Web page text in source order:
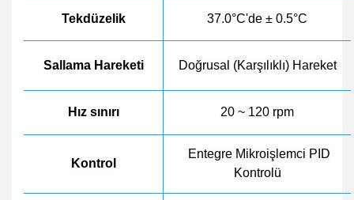
Tekdüzelik 37.0°C'de ± 0.5°C
Sallama Hareketi Doğrusal (Karşılıklı) Hareket
Hız sınırı 20 ~ 120 rpm
Kontrol
Entegre Mikroişlemci PID
Kontrolü